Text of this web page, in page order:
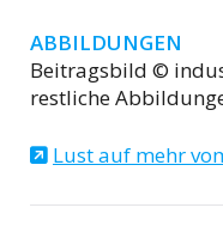
ABBILDUNGEN
Beitragsbild ©
restliche
Lust auf mehr